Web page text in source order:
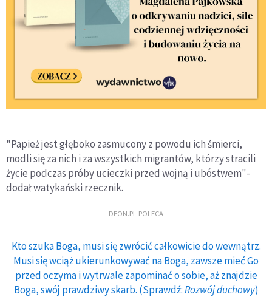
"Papież jest głęboko zasmucony z powodu ich śmierci,
modli się za nich i za wszystkich migrantów, którzy stracili
życie podczas próby ucieczki przed wojną i ubóstwem"-
dodał watykański rzecznik.
DEON.PL POLECA
Kto szuka Boga, musi się zwrócić całkowicie do wewnątrz.
Musi się wciąż ukierunkowywać na Boga, zawsze mieć Go
przed oczyma i wytrwale zapominać o sobie, aż znajdzie
Boga, swój prawdziwy skarb. (Sprawdź:Rozwój duchowy)